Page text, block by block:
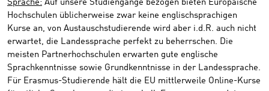
Sprache: Auf unsere Studiengänge bezogen bieten Europäische
Hochschulen üblicherweise zwar keine englischsprachigen
Kurse an, von Austauschstudierende wird aber i.d.R. auch nicht
erwartet, die Landessprache perfekt zu beherrschen. Die
meisten Partnerhochschulen erwarten gute englische
Sprachkenntnisse sowie Grundkenntnisse in der Landessprache.
Für Erasmus-Studierende hält die EU mittlerweile Online-Kurse